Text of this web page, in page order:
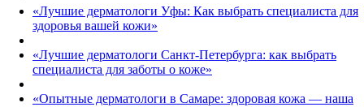
«Лучшие дерматологи Уфы: Как выбрать специалиста для
здоровья вашей кожи»
«Лучшие дерматологи Санкт-Петербурга: как выбрать
специалиста для заботы о коже»
«Опытные дерматологи в Самаре: здоровая кожа — наша